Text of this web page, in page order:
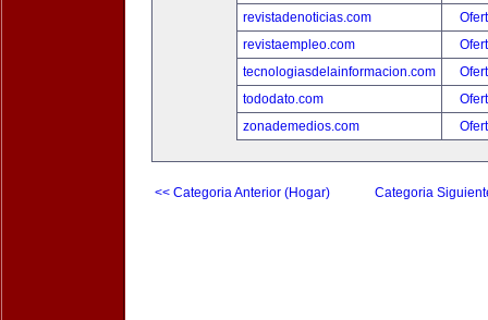
revistadenoticias.com
revistaempleo.com
tecnologiasdelainformacion.com
tododato.com
zonademedios.com
<< Categoria Anterior (Hogar) Categoria